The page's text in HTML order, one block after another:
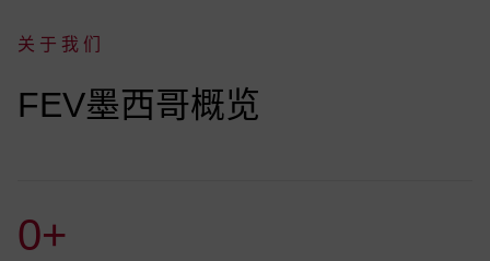
关于我们
:
FEV墨西哥概览
0+